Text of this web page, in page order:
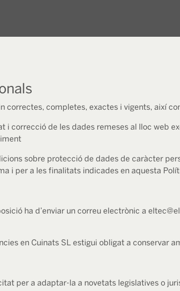
completes, exactes i vigents, així
i correcció de les dades remeses al lloc web
sobre protecció de dades de caràcter
i per a les finalitats indicades en aquesta
ha d’enviar un correu electrònic a
en Cuinats SL estigui obligat a conservar
per a adaptar-la a novetats legislatives o